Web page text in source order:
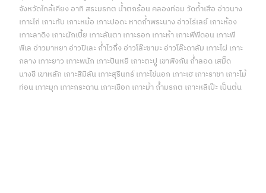
จังหวัดใกล้เคียง อาทิ สระมรกต น้ำตกร้อน คลองท่อม วัดถ้ำเสือ อ่าวนาง
เกาะไก่ เกาะทับ เกาะหม้อ เกาะปอดะ หาดถ้ำพระนาง อ่าวไร่เลย์ เกาะห้อง
เกาะลาดิง เกาะผักเบี้ย เกาะลันตา เกาะรอก เกาะห้า เกาะพีพีดอน เกาะพี
พีเล อ่าวมาหยา อ่าวปิเละ ถ้ำไวกิ้ง อ่าวโล๊ะซามะ อ่าวโล๊ะดาลัม เกาะไผ่ เกาะ
กลาง เกาะยาว เกาะพนัก เกาะปันหยี เกาะตะปู เขาพิงกัน ถ้ำลอด เสม็ด
นางชี เขาหลัก เกาะสิมิลัน เกาะสุรินทร์ เกาะไข่นอก เกาะเฮ เกาะราชา เกาะไม้
ท่อน เกาะมุก เกาะกระดาน เกาะเชือก เกาะม้า ถ้ำมรกต เกาะหลีเป๊ะ เป็นต้น